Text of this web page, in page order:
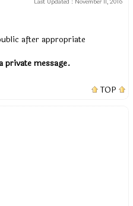
Last Updated : November 11, 2016
after appropriate
private message.
TOP